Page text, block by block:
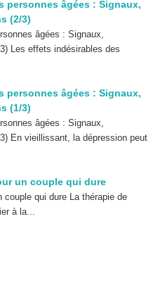
personnes âgées : Signaux,
(2/3)
âgées : Signaux,
Les effets indésirables des
personnes âgées : Signaux,
(1/3)
âgées : Signaux,
En vieillissant, la dépression peut
un couple qui dure
couple qui dure La thérapie de
à la...